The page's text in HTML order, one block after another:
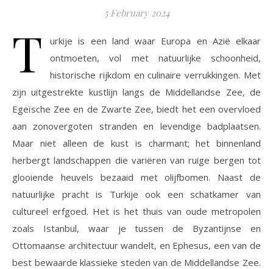
5 February 2024
T
urkije is een land waar Europa en Azië elkaar
ontmoeten, vol met natuurlijke schoonheid,
historische rijkdom en culinaire verrukkingen. Met
zijn uitgestrekte kustlijn langs de Middellandse Zee, de
Egeïsche Zee en de Zwarte Zee, biedt het een overvloed
aan zonovergoten stranden en levendige badplaatsen.
Maar niet alleen de kust is charmant; het binnenland
herbergt landschappen die variëren van ruige bergen tot
glooiende heuvels bezaaid met olijfbomen. Naast de
natuurlijke pracht is Turkije ook een schatkamer van
cultureel erfgoed. Het is het thuis van oude metropolen
zoals Istanbul, waar je tussen de Byzantijnse en
Ottomaanse architectuur wandelt, en Ephesus, een van de
best bewaarde klassieke steden van de Middellandse Zee.